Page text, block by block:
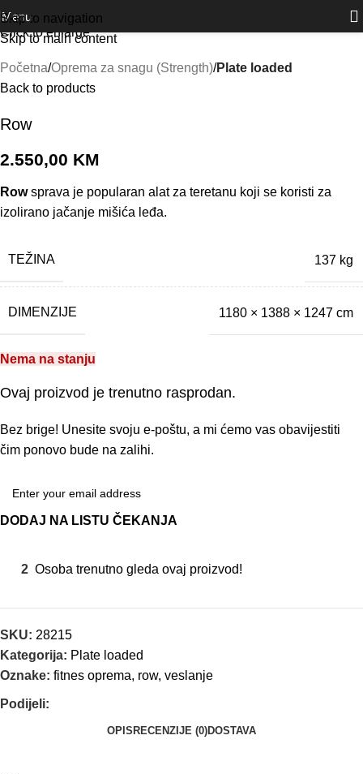
Skip to navigation
Skip to main content
Outlet
Menu
Click to enlarge
Početna Oprema za snagu (Strength) Plate loaded
Back to products
Row
2.550,00 KM
Rowsprava je popularan alat za teretanu koji se koristi za
izolirano jačanje mišića leđa.
TEŽINA 137 kg
DIMENZIJE 1180 × 1388 × 1247 cm
Nema na stanju
Ovaj proizvod je trenutno rasprodan.
Bez brige! Unesite svoju e-poštu, a mi ćemo vas obavijestiti
čim ponovo bude na zalihi.
DODAJ NA LISTU ČEKANJA
2 Osoba trenutno gleda ovaj proizvod!
SKU: 28215
Kategorija: Plate loaded
Oznake: fitnes oprema, row, veslanje
Podijeli:
OPIS RECENZIJE (0)DOSTAVA